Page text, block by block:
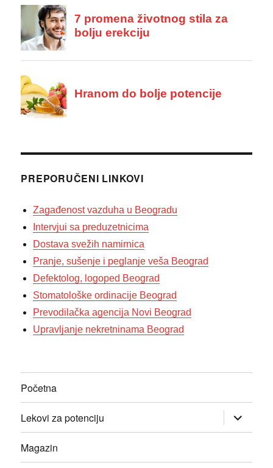
PREPORUČENI LINKOVI
Zagađenost vazduha u Beogradu
Intervjui sa preduzetnicima
Dostava svežih namirnica
Pranje, sušenje i peglanje veša Beograd
Defektolog, logoped Beograd
Stomatološke ordinacije Beograd
Prevodilačka agencija Novi Beograd
Upravljanje nekretninama Beograd
Početna
Lekovi za potenciju
прошири
изборник
дете
Magazin